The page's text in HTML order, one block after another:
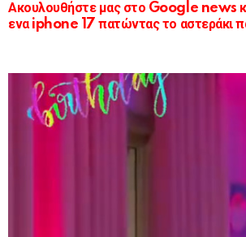
Ακουλουθήστε μας στο Google news
ενα iphone 17 πατώντας το αστεράκι